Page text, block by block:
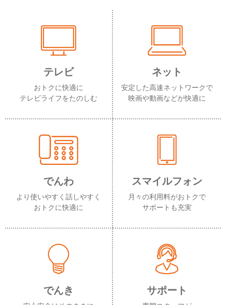
テレビ
おトクに快適に
テレビライフをたのしむ
ネット
安定した高速ネットワークで
映画や動画などが快適に
でんわ
より使いやすく話しやすく
おトクに快適に
スマイルフォン
月々の利用料がおトクで
サポートも充実
でんき サポート